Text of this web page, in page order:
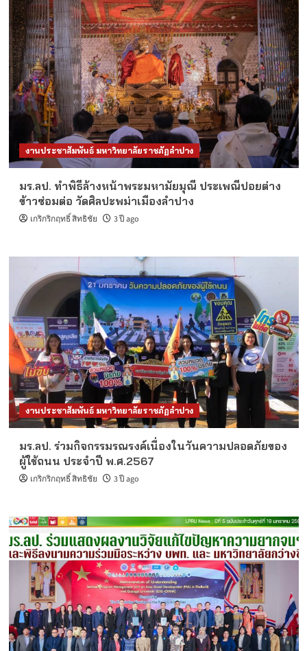
งานประชาสัมพันธ์ มหาวิทยาลัยราชภัฏลำปาง
มร.ลป. ทำพิธีล้างหน้าพระมหามัยมุณี ประเพณีปอยต่าง
ข้าวซ่อมต่อ วัดศิลปะพม่าเมืองลำปาง
เกริกริกฤทธิ์ สิทธิชัย 3 ปี ago
งานประชาสัมพันธ์ มหาวิทยาลัยราชภัฏลำปาง
มร.ลป. ร่วมกิจกรรมรณรงค์เนื่องในวันความปลอดภัยของ
ผู้ใช้ถนน ประจำปี พ.ศ.2567
เกริกริกฤทธิ์ สิทธิชัย 3 ปี ago